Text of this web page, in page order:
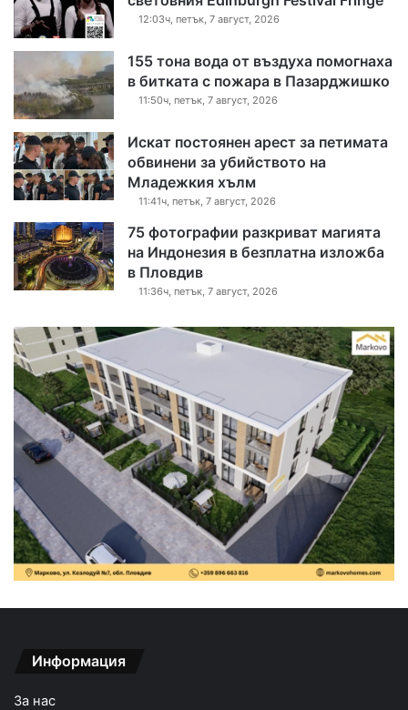
12:03ч, петък, 7 август, 2026
155 тона вода от въздуха помогнаха
в битката с пожара в Пазарджишко
11:50ч, петък, 7 август, 2026
Искат постоянен арест за петимата
обвинени за убийството на
Младежкия хълм
11:41ч, петък, 7 август, 2026
75 фотографии разкриват магията
на Индонезия в безплатна изложба
в Пловдив
11:36ч, петък, 7 август, 2026
Информация
За нас